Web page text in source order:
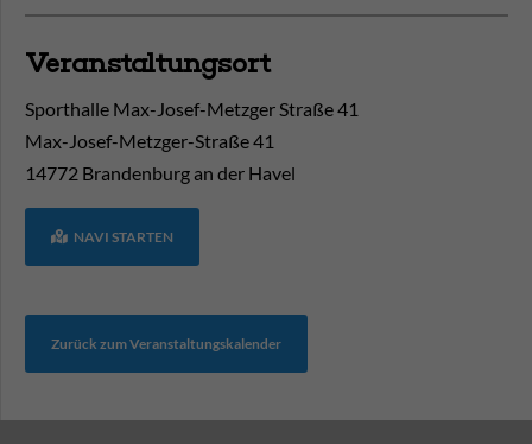
Veranstaltungsort
Sporthalle Max-Josef-Metzger Straße 41
Max-Josef-Metzger-Straße 41
14772 Brandenburg an der Havel
NAVI STARTEN
Zurück zum Veranstaltungskalender